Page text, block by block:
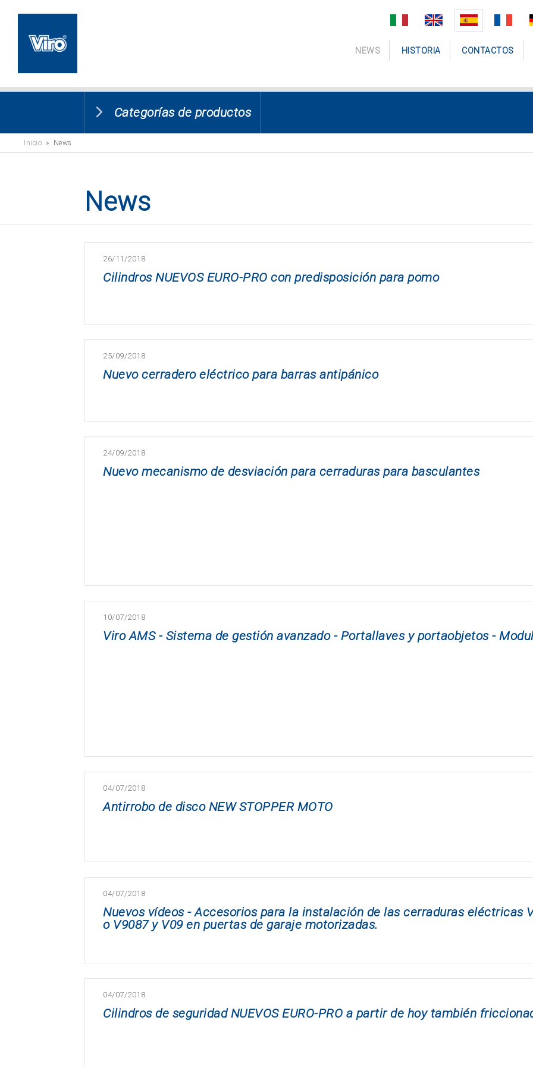
NEWS HISTORIA CONTACTOS
Categorías de productos
Inicio » News
News
26/11/2018
Cilindros NUEVOS EURO-PRO con predisposición para pomo
25/09/2018
Nuevo cerradero eléctrico para barras antipánico
24/09/2018
Nuevo mecanismo de desviación para cerraduras para basculantes
10/07/2018
Viro AMS - Sistema de gestión avanzado - Portallaves y portaobjetos -
04/07/2018
Antirrobo de disco NEW STOPPER MOTO
04/07/2018
Nuevos vídeos - Accesorios para la instalación de las cerraduras eléctricas
o V9087 y V09 en puertas de garaje motorizadas.
04/07/2018
Cilindros de seguridad NUEVOS EURO-PRO a partir de hoy también